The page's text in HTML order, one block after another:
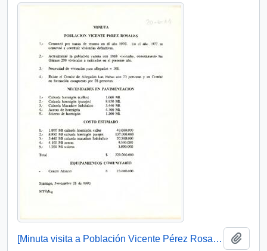
[Minuta visita a Población Vicente Pérez Rosales de Chillán]